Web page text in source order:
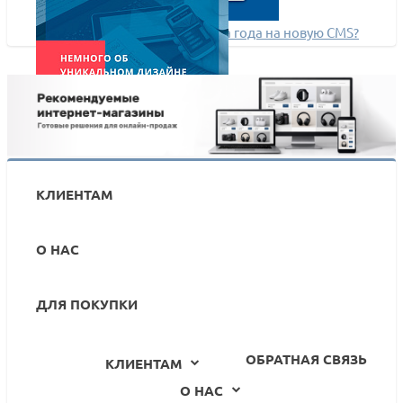
Как не переезжать каждые два года на новую CMS?
Немного об уникальном дизайне
КЛИЕНТАМ
О НАС
ДЛЯ ПОКУПКИ
ОБРАТНАЯ СВЯЗЬ
КЛИЕНТАМ
О НАС